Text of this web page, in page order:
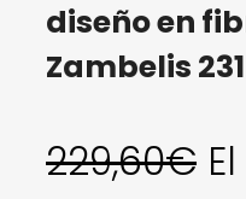
diseño en
Zambelis
229,60€